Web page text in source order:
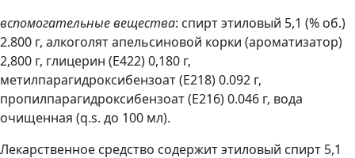
вспомогательные вещества: спирт этиловый 5,1 (% об.)
2.800 г, алкоголят апельсиновой корки (ароматизатор)
2,800 г, глицерин (Е422) 0,180 г,
метилпарагидроксибензоат (E218) 0.092 г,
пропилпарагидроксибензоат (E216) 0.046 г, вода
очищенная (q.s. до 100 мл).
Лекарственное средство содержит этиловый спирт 5,1